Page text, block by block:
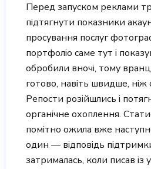
Перед запуском реклами
підтягнути показники
просування послуг
портфоліо саме тут і
обробили вночі, тому
готово, навіть швидше, ніж
Репости розійшлись і
органічне охоплення.
помітно ожила вже
один — відповідь
затрималась, коли писав із